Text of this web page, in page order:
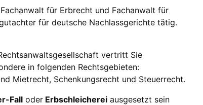
für Erbrecht und Fachanwalt für
für deutsche Nachlassgerichte tätig.
vertritt Sie
in folgenden Rechtsgebieten:
Mietrecht, Schenkungsrecht und Steuerrecht.
Fall oder Erbschleicherei ausgesetzt sein